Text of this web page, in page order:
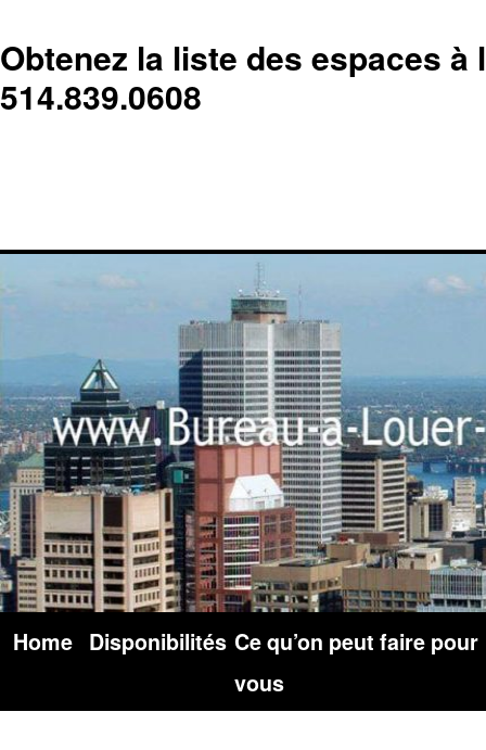
Obtenez la liste des espaces à
514.839.0608
Home Disponibilités Ce qu’on peut faire pour
vous